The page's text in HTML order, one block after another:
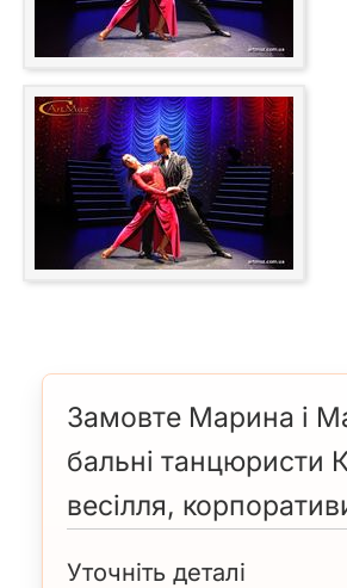
Замовте Марина і
бальні танцюристи
весілля,
Уточніть деталі